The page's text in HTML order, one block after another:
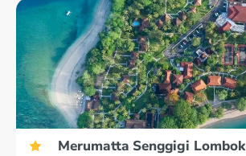
Merumatta Senggigi Lombok